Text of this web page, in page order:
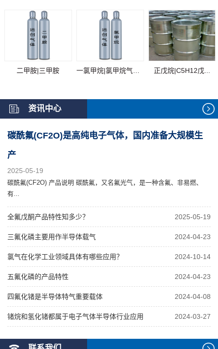
二甲胺|三甲胺 正戊烷|C5H12戊...
资讯中心
碳酰氟(CF2O)是高纯电子气体，国内准备大规模生
产
2025-05-19
碳酰氟(CF2O) 产品说明 碳酰氟，又名氟光气，是一种含氟、非易燃、
有...
全氟戊酮产品特性知多少？ 2025-05-19
三氟化磷主要用作半导体载气 2024-04-23
氯气在化学工业领域具体有哪些应用？ 2024-10-14
五氟化磷的产品特性 2024-04-23
四氟化锗是半导体特气重要载体 2024-04-08
锗烷和氢化锗都属于电子气体半导体行业应用 2024-03-27